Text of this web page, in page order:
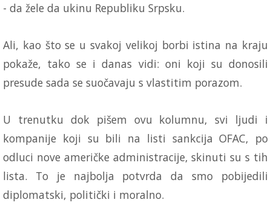
- da žele da ukinu Republiku Srpsku.
Ali, kao što se u svakoj velikoj borbi istina na kraju
pokaže, tako se i danas vidi: oni koji su donosili
presude sada se suočavaju s vlastitim porazom.
U trenutku dok pišem ovu kolumnu, svi ljudi i
kompanije koji su bili na listi sankcija OFAC, po
odluci nove američke administracije, skinuti su s tih
lista. To je najbolja potvrda da smo pobijedili
diplomatski, politički i moralno.